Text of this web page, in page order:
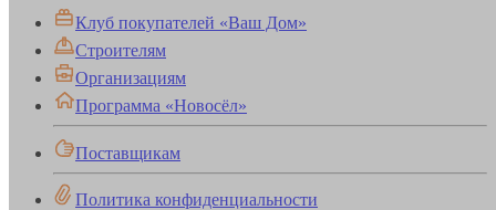
Клуб покупателей «Ваш Дом»
Строителям
Организациям
Программа «Новосёл»
Поставщикам
Политика конфиденциальности